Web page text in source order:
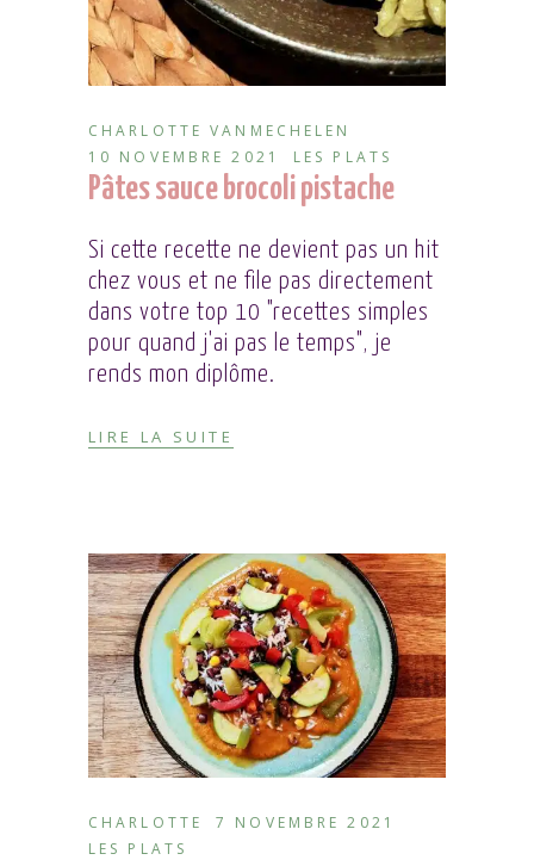
CHARLOTTE VANMECHELEN
10 NOVEMBRE 2021
LES PLATS
Pâtes sauce brocoli pistache
Si cette recette ne devient pas un hit
chez vous et ne file pas directement
dans votre top 10 "recettes simples
pour quand j'ai pas le temps", je
rends mon diplôme.
LIRE LA SUITE
CHARLOTTE
7 NOVEMBRE 2021
LES PLATS